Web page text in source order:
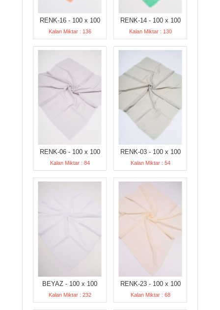
RENK-16 - 100 x 100
Kalan Miktar : 136
RENK-14 - 100 x 100
Kalan Miktar : 130
RENK-06 - 100 x 100
Kalan Miktar : 84
RENK-03 - 100 x 100
Kalan Miktar : 54
BEYAZ - 100 x 100
Kalan Miktar : 232
RENK-23 - 100 x 100
Kalan Miktar : 68